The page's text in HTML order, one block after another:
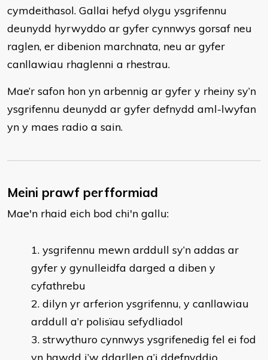
cymdeithasol. Gallai hefyd olygu ysgrifennu
deunydd hyrwyddo ar gyfer cynnwys gorsaf neu
raglen, er dibenion marchnata, neu ar gyfer
canllawiau rhaglenni a rhestrau.
Mae’r safon hon yn arbennig ar gyfer y rheiny sy’n
ysgrifennu deunydd ar gyfer defnydd aml-lwyfan
yn y maes radio a sain.
Meini prawf perfformiad
Mae'n rhaid eich bod chi'n gallu:
ysgrifennu mewn arddull sy’n addas ar
gyfer y gynulleidfa darged a diben y
cyfathrebu
dilyn yr arferion ysgrifennu, y canllawiau
arddull a’r polisïau sefydliadol
strwythuro cynnwys ysgrifenedig fel ei fod